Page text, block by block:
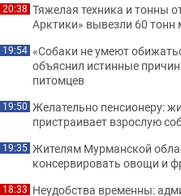
20:38 Тяжелая техника и тонны
Арктики» вывезли 60 тонн
19:54 «Собаки не умеют
объяснил истинные
питомцев
19:50 Желательно пенсионеру:
пристраивает взрослую
19:35 Жителям Мурманской
консервировать овощи и
18:33 Неудобства временны: